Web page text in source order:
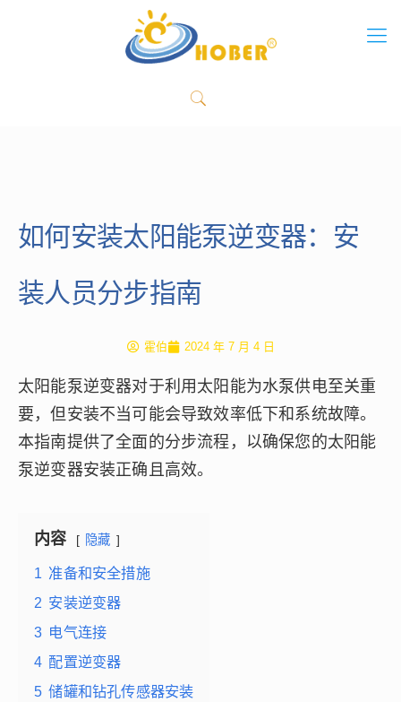
如何安装太阳能泵逆变器：安
装人员分步指南
霍伯 2024 年 7 月 4 日
太阳能泵逆变器对于利用太阳能为水泵供电至关重
要，但安装不当可能会导致效率低下和系统故障。
本指南提供了全面的分步流程，以确保您的太阳能
泵逆变器安装正确且高效。
内容 隐藏
1 准备和安全措施
2 安装逆变器
3 电气连接
4 配置逆变器
5 储罐和钻孔传感器安装